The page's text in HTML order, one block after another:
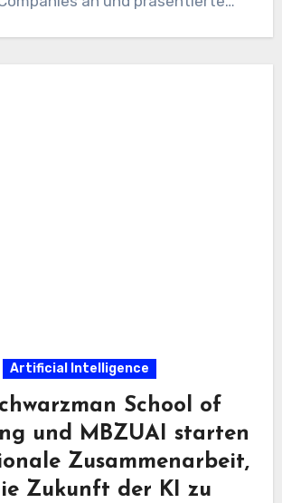
Artificial Intelligence
School of
und MBZUAI starten
Zusammenarbeit,
Zukunft der KI zu